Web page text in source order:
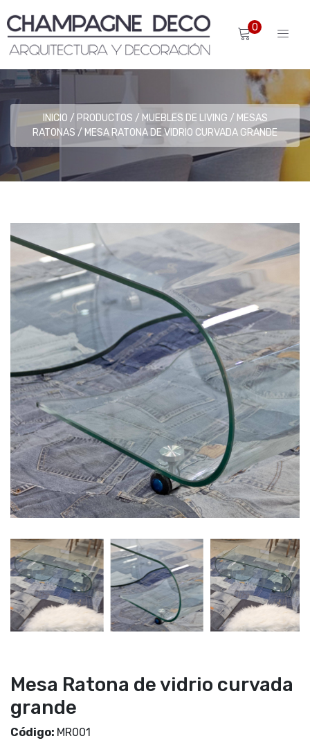
0
INICIO PRODUCTOS MUEBLES DE LIVING
MESAS
RATONAS
MESA RATONA DE VIDRIO CURVADA GRANDE
Mesa Ratona de vidrio curvada
grande
Código: MR001